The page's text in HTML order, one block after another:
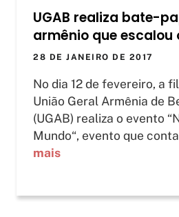
UGAB realiza bate-
armênio que escalou
28 DE JANEIRO DE 2017
No dia 12 de fevereiro, a
União Geral Armênia de
(UGAB) realiza o evento
Mundo“, evento que
mais